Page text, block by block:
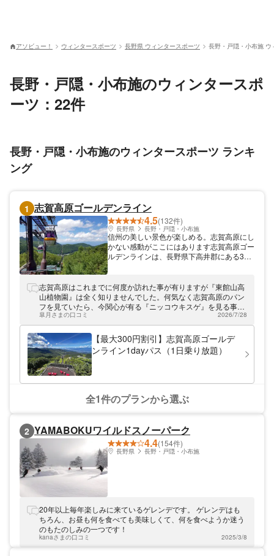
アソビュー！ ウィンタースポーツ 長野県 ウィンタースポーツ 長野・戸隠・小布施 ウ
長野・戸隠・小布施のウィンタースポ
ーツ：22件
長野・戸隠・小布施のウィンタースポーツ ランキ
ング
1 志賀高原ゴールデンライン
4.5(132件)
長野県 長野・戸隠・小布施
信州の美しい景色が楽しめる。志賀高原にし
かない感動がここにはあります志賀高原ゴー
ルデンラインは、長野県下高井郡にある3基
原地帯です。標高2,000ｍのリゾート地とし
て一年を通して他では体験できないアウトド
ア・アクティビティを楽しめます。秋に見ら
れる紅葉は長期間に渡って楽しめる長野県の
紅葉の名所の1つです。
志賀高原はこれまでに何度か訪れた事が有りますが『東館山高
山植物園』は全く知りませんでした。何気なく志賀高原のパン
フを見ていたら、今関心が有る『ニッコウキスゲ』を見る事が
出来るとの事で訪れました。 ゴンドラを3台乗り継いで頂上の
植物園を散策していてビックリ‼️山の斜面一面が『ニッコウキ
スゲ』では有りませんか！感動の一言です❣️ しかもほぼ満開状
態でした。 花は時期により見頃が変わります。 とてもラッキ
ーでした。 又違う時期に訪れてみたいものです♪
皐月さまの口コミ 2026/7/28
【最大300円割引】志賀高原ゴールデ
ンライン1dayパス（1日乗り放題）
全1件のプランから選ぶ
2 YAMABOKUワイルドスノーパーク
4.4(154件)
長野県 長野・戸隠・小布施
20年以上毎年楽しみに来ているゲレンデです。 ゲレンデはも
ちろん、お昼も何を食べても美味しくて、何を食べようか迷う
のもたのしみの一つです！
kanaさまの口コミ 2025/3/8